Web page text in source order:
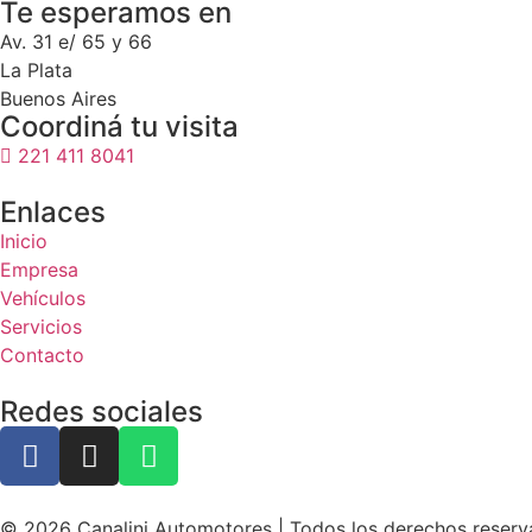
Te esperamos en
Av. 31 e/ 65 y 66
La Plata
Buenos Aires
Coordiná tu visita
221 411 8041
Enlaces
Inicio
Empresa
Vehículos
Servicios
Contacto
Redes sociales